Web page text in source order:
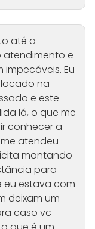
até a
e
Eu
na
e este
lá, o que me
conhecer a
atendeu
montando
para
eu estava com
deixam um
caso vc